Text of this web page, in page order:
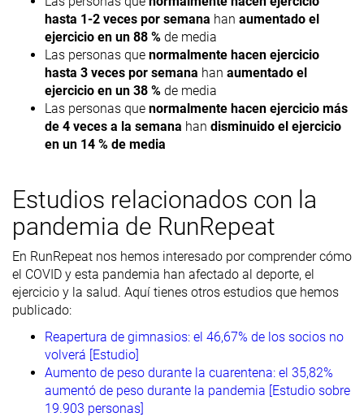
hasta 1-2 veces por semana han aumentado el
ejercicio en un 88 % de media
Las personas que normalmente hacen ejercicio
hasta 3 veces por semana han aumentado el
ejercicio en un 38 % de media
Las personas que normalmente hacen ejercicio más
de 4 veces a la semana han disminuido el ejercicio
en un 14 % de media
Estudios relacionados con la
pandemia de RunRepeat
En RunRepeat nos hemos interesado por comprender cómo
el COVID y esta pandemia han afectado al deporte, el
ejercicio y la salud. Aquí tienes otros estudios que hemos
publicado:
Reapertura de gimnasios: el 46,67% de los socios no
volverá [Estudio]
Aumento de peso durante la cuarentena: el 35,82%
aumentó de peso durante la pandemia [Estudio sobre
19.903 personas]